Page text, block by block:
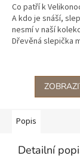
Co patří k
A kdo je snáší,
nesmí v naší
Dřevěná slepička
Popis
Detailní